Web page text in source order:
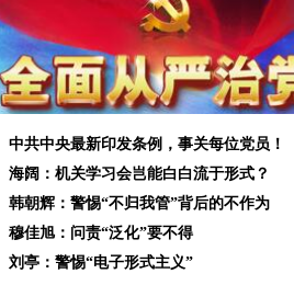
中共中央最新印发条例，事关每位党员！
海阔：机关学习会岂能白白流于形式？
韩朝辉：警惕“不归我管”背后的不作为
穆佳旭：问责“泛化”要不得
刘亭：警惕“电子形式主义”